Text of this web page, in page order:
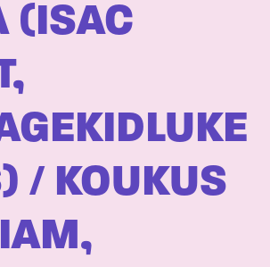
(ISAC
/ KOUKUS